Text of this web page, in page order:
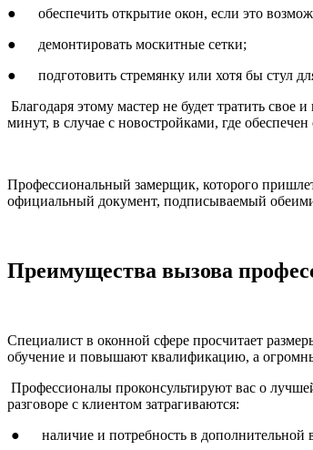
● обеспечить открытие окон, если это
● демонтировать москитные сетки;
● подготовить стремянку или хотя бы стул
Благодаря этому мастер не будет тратить
минут, в случае с новостройками, где
Профессиональный замерщик, которого
официальный документ, подписываемый
Преимущества вызова
Специалист в оконной сфере просчитает
обучение и повышают квалификацию, а
Профессионалы проконсультируют вас о
разговоре с клиентом затрагиваются:
● наличие и потребность в дополнительной